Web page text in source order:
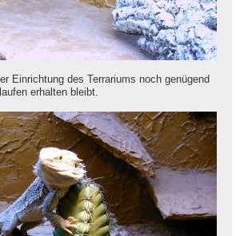
Einrichtung des Terrariums noch genügend
erhalten bleibt.